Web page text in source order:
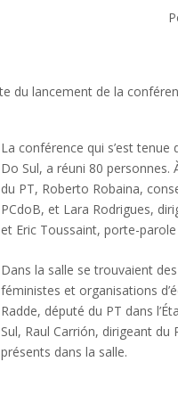
La conférence qui s’est tenue
Do Sul, a réuni 80
du PT, Roberto Robaina,
PCdoB, et Lara Rodrigues,
et Eric Toussaint, porte-
Dans la salle se trouvaient
féministes et organisations
Radde, député du PT dans
Sul, Raul Carrión, dirigeant
présents dans la salle.